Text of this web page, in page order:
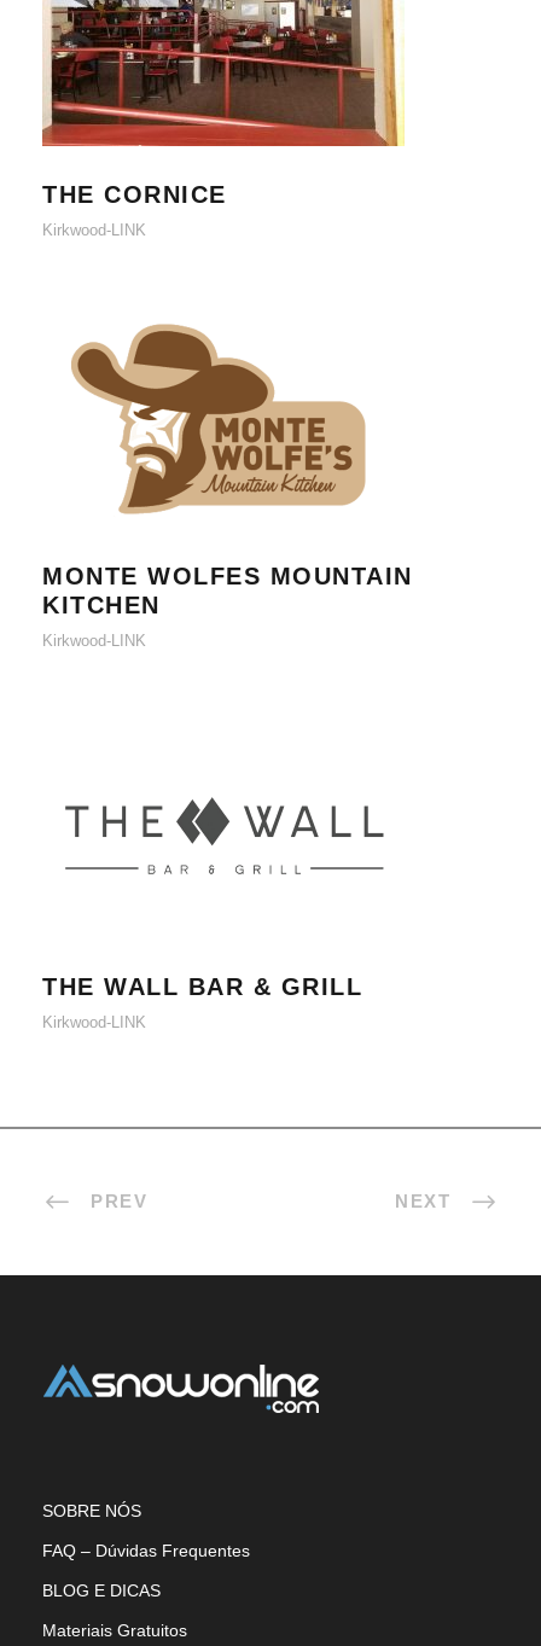
THE CORNICE
THE CORNICE
Kirkwood-LINK
MONTE WOLFES MOUNTAIN KITCHEN
MONTE WOLFES MOUNTAIN
KITCHEN
Kirkwood-LINK
THE WALL BAR & GRILL
Kirkwood-LINK
PREV NEXT
SOBRE NÓS
FAQ – Dúvidas Frequentes
BLOG E DICAS
Materiais Gratuitos